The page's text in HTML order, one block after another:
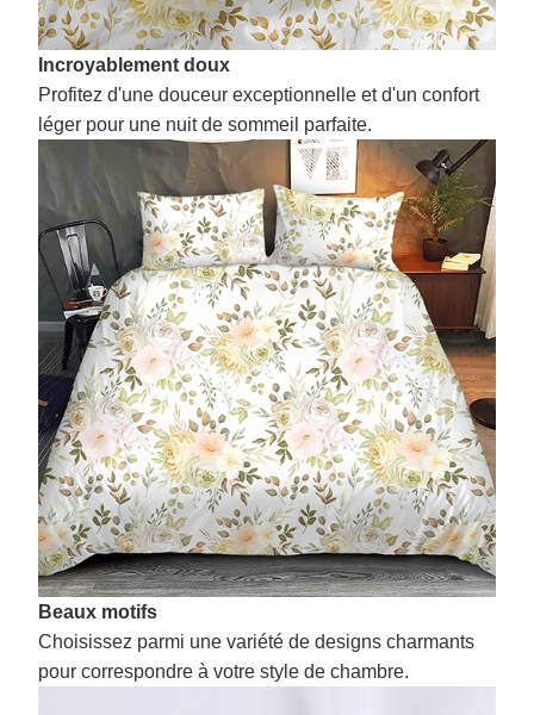
Incroyablement doux
Profitez d'une douceur exceptionnelle et d'un confort
léger pour une nuit de sommeil parfaite.
Beaux motifs
Choisissez parmi une variété de designs charmants
pour correspondre à votre style de chambre.